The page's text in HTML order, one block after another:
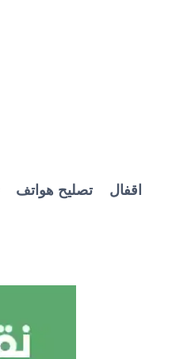
اقفال تصليح هواتف